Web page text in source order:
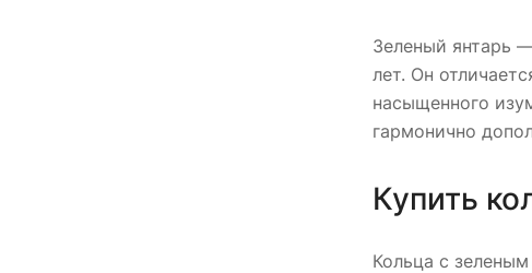
Зеленый янтарь
лет. Он
насыщенного
гармонично
Купить
Кольца с